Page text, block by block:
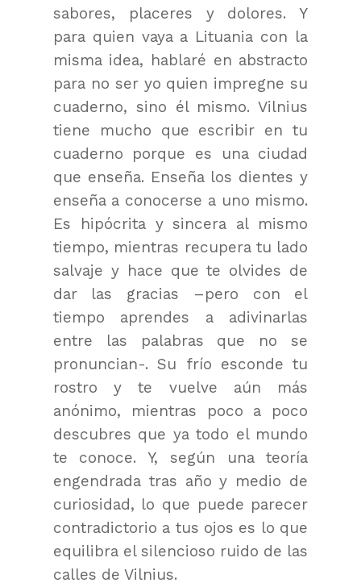
sabores, placeres y dolores. Y
para quien vaya a Lituania con la
misma idea, hablaré en abstracto
para no ser yo quien impregne su
cuaderno, sino él mismo. Vilnius
tiene mucho que escribir en tu
cuaderno porque es una ciudad
que enseña. Enseña los dientes y
enseña a conocerse a uno mismo.
Es hipócrita y sincera al mismo
tiempo, mientras recupera tu lado
salvaje y hace que te olvides de
dar las gracias –pero con el
tiempo aprendes a adivinarlas
entre las palabras que no se
pronuncian-. Su frío esconde tu
rostro y te vuelve aún más
anónimo, mientras poco a poco
descubres que ya todo el mundo
te conoce. Y, según una teoría
engendrada tras año y medio de
curiosidad, lo que puede parecer
contradictorio a tus ojos es lo que
equilibra el silencioso ruido de las
calles de Vilnius.